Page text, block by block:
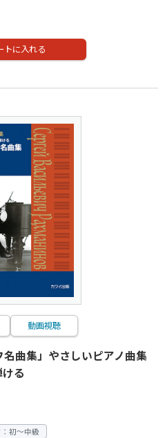
トに入れる
動画視聴
曲集」やさしいピアノ曲集
る
初～中級